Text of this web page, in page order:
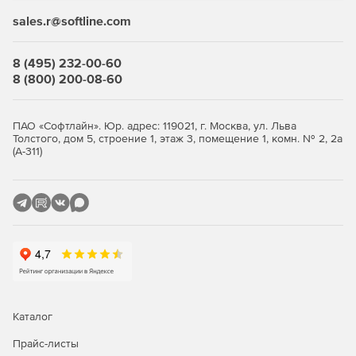
консоль из любого браузера. В редакции Advanced
доступны контроль приложений, контроль USB-устройств
интеграция с SIEM-системами. Облачная аналитика угроз
PRO32 ETI (Ecosystem Threat Intelligence) собирает данные
отслеживает безопасность сетей Wi-Fi. Разворачивать
защиту удобно: удалённая и тихая установка, рассылка по
электронной почте или пакетами, поддержка
Как купить PRO32 Endpoint
Выберите количество узлов, оформите заказ и получите
ключи — развёртывание выполняется удалённо через
закрывающих документов (счёт, накладная, счёт-фактура)
и помощь в подборе нужного количества лицензий.
sales.r@softline.com
8 (495) 232-00-60
8 (800) 200-08-60
ПАО «Софтлайн». Юр. адрес: 119021, г. Москва, ул. Льва
Толстого, дом 5, строение 1, этаж 3, помещение 1, комн. № 2, 2а
(А-311)
Каталог
Прайс-листы